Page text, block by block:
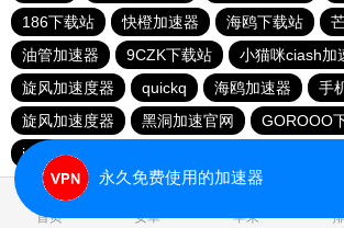
186下载站
快橙加速器 海鸥下载站
油管加速器
9CZK下载站
小猫咪ciash加
旋风加速度器
quickq 海鸥加速器
手
旋风加速度器
黑洞加速官网
GOROOO
ins加速器
首页 安卓 苹果
永久免费使用的加速器